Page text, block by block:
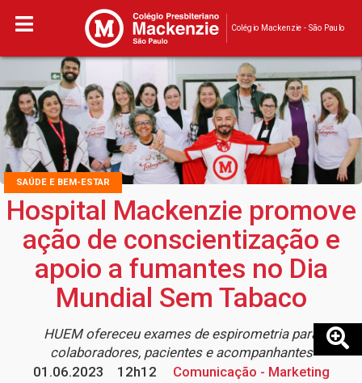
Colégio Mackenzie - São Paulo
SAÚDE E BEM-ESTAR
Hospital Mackenzie promove
ação de conscientização e
apoio a fumantes no Dia
Mundial Sem Tabaco
HUEM ofereceu exames de espirometria para
colaboradores, pacientes e acompanhantes
01.06.2023
12h12
Comunicação - Marketing